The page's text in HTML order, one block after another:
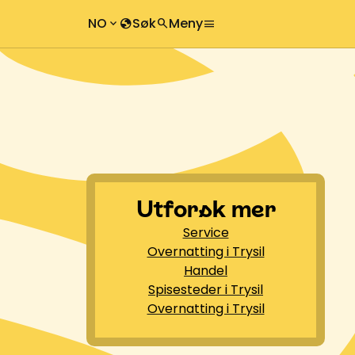
NO keyboard_arrow_down globeSøksearchMenymenu
Utforsk mer
Service
Overnatting i Trysil
Handel
Spisesteder i Trysil
Overnatting i Trysil